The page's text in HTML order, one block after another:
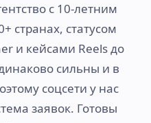
с 10-летним
странах, статусом
и кейсами Reels до
сильны и в
соцсети у нас
заявок. Готовы